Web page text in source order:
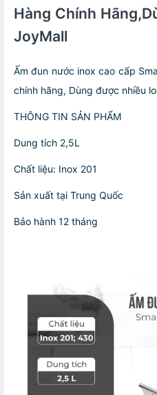
Hàng Chính
JoyMall
Ấm đun nước inox cao cấp
chính hãng, Dùng được nhiều
THÔNG TIN SẢN PHẨM
Dung tích 2,5L
Chất liệu: Inox 201
Sản xuất tại Trung Quốc
Bảo hành 12 tháng